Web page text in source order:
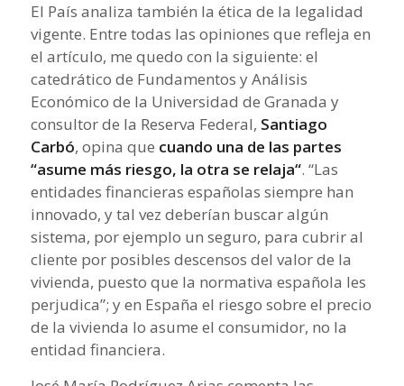
El País analiza también la ética de la legalidad
vigente. Entre todas las opiniones que refleja en
el artículo, me quedo con la siguiente: el
catedrático de Fundamentos y Análisis
Económico de la Universidad de Granada y
consultor de la Reserva Federal, Santiago
Carbó, opina que cuando una de las partes
“asume más riesgo, la otra se relaja“. “Las
entidades financieras españolas siempre han
innovado, y tal vez deberían buscar algún
sistema, por ejemplo un seguro, para cubrir al
cliente por posibles descensos del valor de la
vivienda, puesto que la normativa española les
perjudica”; y en España el riesgo sobre el precio
de la vivienda lo asume el consumidor, no la
entidad financiera.